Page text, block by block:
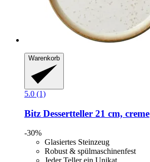
Warenkorb
5.0 (1)
Bitz Dessertteller 21 cm, creme
-30%
Glasiertes Steinzeug
Robust & spülmaschinenfest